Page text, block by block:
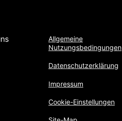
Allgemeine
Nutzungsbedingungen
Datenschutzerklärung
Impressum
Cookie-Einstellungen